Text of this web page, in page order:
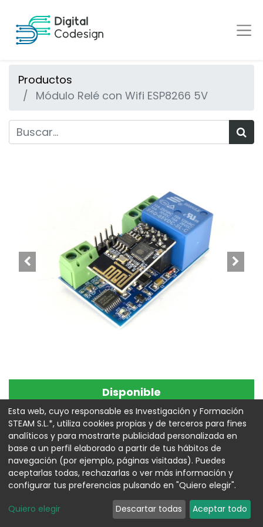
Productos
Módulo Relé con Wifi ESP8266 5V
Disponible
Módulo Relé con Wifi
ESP8266 5V
Referencia:00010337
11,13€
Esta web, cuyo responsable es Investigación y Formación
STEAM S.L.*, utiliza cookies propias y de terceros para fines
analíticos y para mostrarte publicidad personalizada en
base a un perfil elaborado a partir de tus hábitos de
navegación (por ejemplo, páginas visitadas). Puedes
aceptarlas todas, rechazarlas o ver más información y
configurar tus preferencias pulsando en "Quiero elegir".
Quiero elegir Descartar todas Aceptar todo